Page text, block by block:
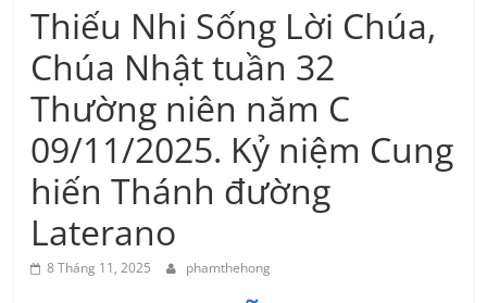
Thiếu Nhi Sống Lời Chúa,
Chúa Nhật tuần 32
Thường niên năm C
09/11/2025. Kỷ niệm Cung
hiến Thánh đường
Laterano
8 Tháng 11, 2025 phamthehong